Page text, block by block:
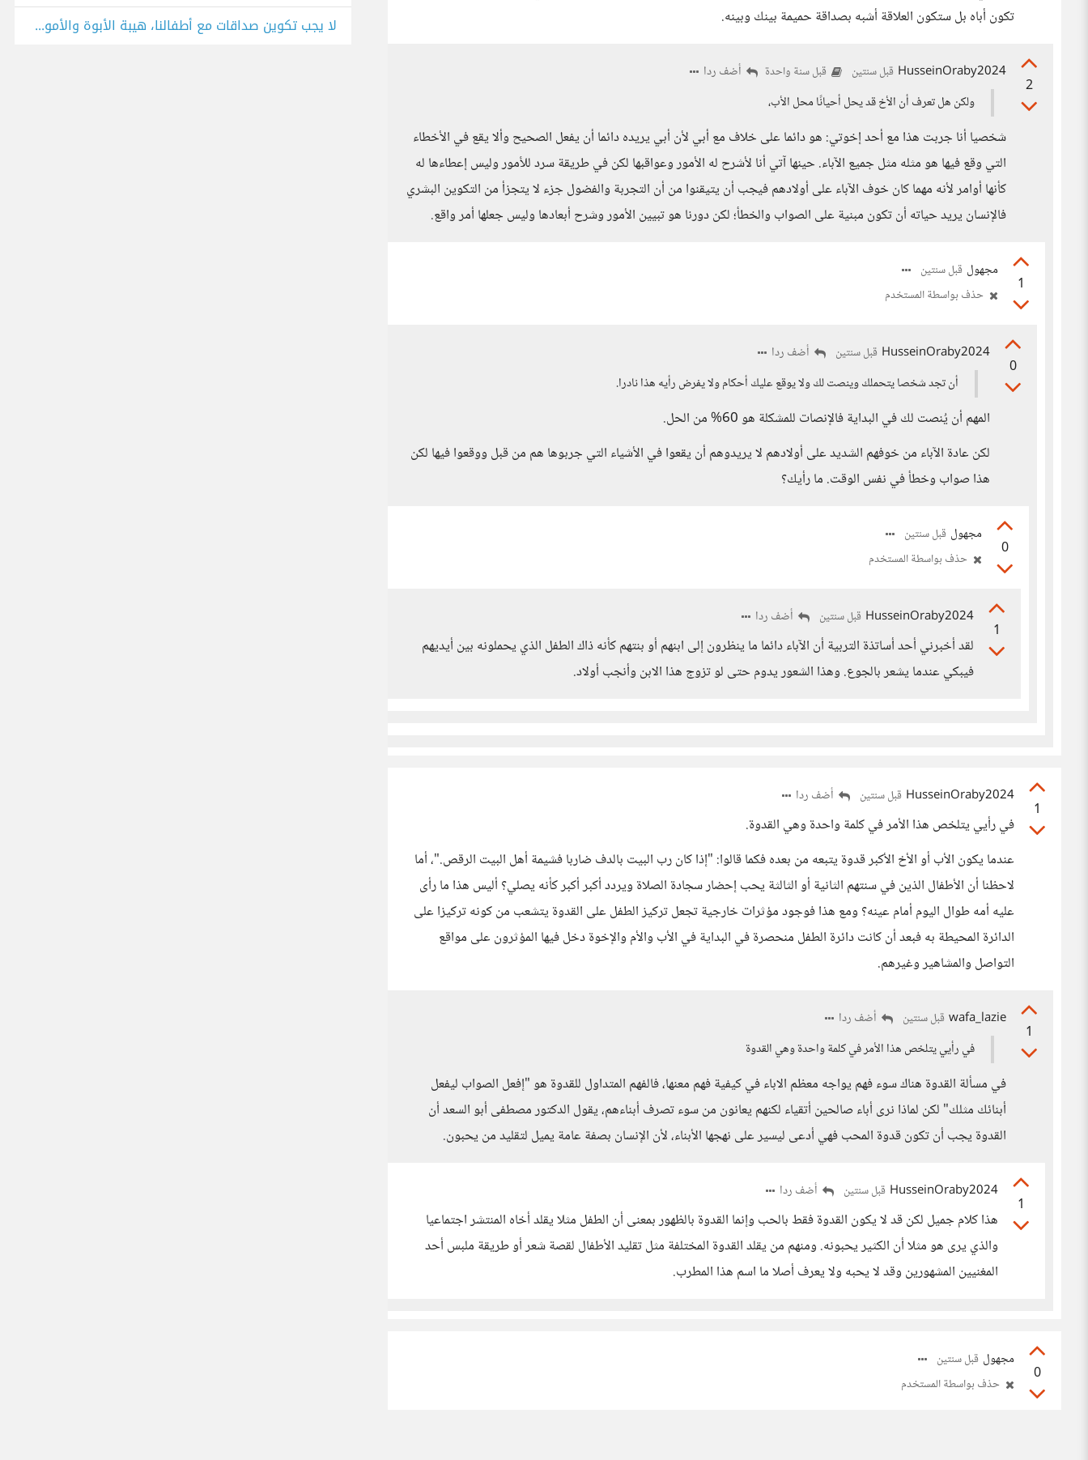
تكون أباه بل ستكون العلاقة أشبه بصداقة حميمة بينك وبينه.
2
HusseinOraby2024 قبل سنتين قبل سنة واحدة
أضف ردا
ولكن هل تعرف أن الأخ قد يحل أحيانًا محل الأب،
شخصيا أنا جربت هذا مع أحد إخوتي: هو دائما على خلاف مع أبي لأن أبي يريده دائما أن يفعل الصحيح وألا يقع في الأخطاء
التي وقع فيها هو مثله مثل جميع الآباء. حينها آتي أنا لأشرح له الأمور وعواقبها لكن في طريقة سرد للأمور وليس إعطاءها له
كأنها أوامر لأنه مهما كان خوف الآباء على أولادهم فيجب أن يتيقنوا من أن التجربة والفضول جزء لا يتجزأ من التكوين البشري
فالإنسان يريد حياته أن تكون مبنية على الصواب والخطأ؛ لكن دورنا هو تبيين الأمور وشرح أبعادها وليس جعلها أمر واقع.
1
مجهول قبل سنتين
حذف بواسطة المستخدم
0
HusseinOraby2024 قبل سنتين
أضف ردا
أن تجد شخصا يتحملك وينصت لك ولا يوقع عليك أحكام ولا يفرض رأيه هذا نادرا.
المهم أن يُنصت لك في البداية فالإنصات للمشكلة هو 60% من الحل.
لكن عادة الآباء من خوفهم الشديد على أولادهم لا يريدوهم أن يقعوا في الأشياء التي جربوها هم من قبل ووقعوا فيها لكن
هذا صواب وخطأ في نفس الوقت. ما رأيك؟
0
مجهول قبل سنتين
حذف بواسطة المستخدم
1
HusseinOraby2024 قبل سنتين أضف ردا
لقد أخبرني أحد أساتذة التربية أن الآباء دائما ما ينظرون إلى ابنهم أو بنتهم كأنه ذاك الطفل الذي يحملونه بين أيديهم
فيبكي عندما يشعر بالجوع. وهذا الشعور يدوم حتى لو تزوج هذا الابن وأنجب أولاد.
1
HusseinOraby2024 قبل سنتين أضف ردا
في رأيي يتلخص هذا الأمر في كلمة واحدة وهي القدوة.
عندما يكون الأب أو الأخ الأكبر قدوة يتبعه من بعده فكما قالوا: "إذا كان رب البيت بالدف ضاربا فشيمة أهل البيت الرقص."، أما
لاحظنا أن الأطفال الذين في سنتهم الثانية أو الثالثة يحب إحضار سجادة الصلاة ويردد أكبر أكبر كأنه يصلي؟ أليس هذا ما رأى
عليه أمه طوال اليوم أمام عينه؟ ومع هذا فوجود مؤثرات خارجية تجعل تركيز الطفل على القدوة يتشعب من كونه تركيزا على
الدائرة المحيطة به فبعد أن كانت دائرة الطفل منحصرة في البداية في الأب والأم والإخوة دخل فيها المؤثرون على مواقع
التواصل والمشاهير وغيرهم.
1
wafa_lazie قبل سنتين
أضف ردا
في رأيي يتلخص هذا الأمر في كلمة واحدة وهي القدوة
في مسألة القدوة هناك سوء فهم يواجه معظم الاباء في كيفية فهم معنها، فالفهم المتداول للقدوة هو "إفعل الصواب ليفعل
أبنائك مثلك" لكن لماذا نرى أباء صالحين أتقياء لكنهم يعانون من سوء تصرف أبناءهم، يقول الدكتور مصطفى أبو السعد أن
القدوة يجب أن تكون قدوة المحب فهي أدعى ليسير على نهجها الأبناء، لأن الإنسان بصفة عامة يميل لتقليد من يحبون.
1
HusseinOraby2024 قبل سنتين أضف ردا
هذا كلام جميل لكن قد لا يكون القدوة فقط بالحب وإنما القدوة بالظهور بمعنى أن الطفل مثلا يقلد أخاه المنتشر اجتماعيا
والذي يرى هو مثلا أن الكثير يحبونه. ومنهم من يقلد القدوة المختلفة مثل تقليد الأطفال لقصة شعر أو طريقة ملبس أحد
المغنيين المشهورين وقد لا يحبه ولا يعرف أصلا ما اسم هذا المطرب.
0
مجهول قبل سنتين
حذف بواسطة المستخدم
لا يجب تكوين صداقات مع أطفالنا، هيبة الأبوة والأمومة ضرورية